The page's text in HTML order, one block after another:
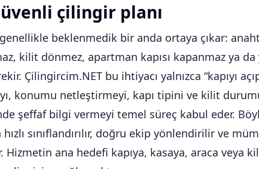
çilingir planı
beklenmedik bir anda ortaya çıkar:
kilit dönmez, apartman kapısı kapanmaz ya da
Çilingircim.NET bu ihtiyacı yalnızca “kapıyı
konumu netleştirmeyi, kapı tipini ve kilit
şeffaf bilgi vermeyi temel süreç kabul eder.
sınıflandırılır, doğru ekip yönlendirilir ve
Hizmetin ana hedefi kapıya, kasaya, araca veya